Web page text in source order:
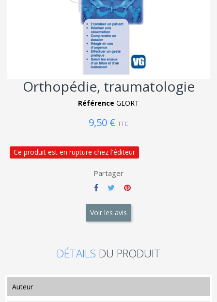
Orthopédie, traumatologie
Référence GEORT
9,50 € TTC
Ce produit est en rupture chez l'éditeur
Partager
Voir les avis
DÉTAILS DU PRODUIT
auteur